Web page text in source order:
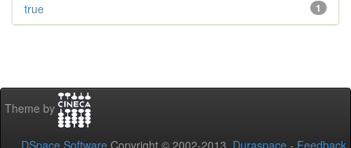
1
true
Theme by
DSpace Software Copyright © 2002-2013 Duraspace - Feedback